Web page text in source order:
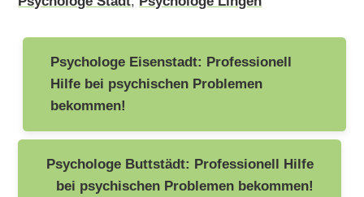
Beitragsnavigation
Psychologe Eisenstadt: Professionell
Hilfe bei psychischen Problemen
bekommen!
Psychologe Buttstädt: Professionell Hilfe
bei psychischen Problemen bekommen!